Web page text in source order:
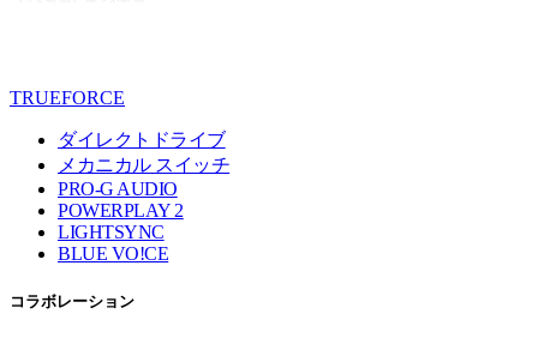
TRUEFORCE
ダイレクトドライブ
メカニカル スイッチ
PRO-G AUDIO
POWERPLAY 2
LIGHTSYNC
BLUE VO!CE
コラボレーション